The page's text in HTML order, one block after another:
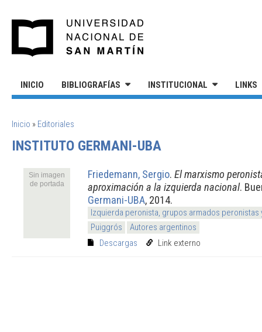
INICIO BIBLIOGRAFÍAS INSTITUCIONAL LINKS
SE ENCUENTRA USTED AQUÍ
Inicio » Editoriales
INSTITUTO GERMANI-UBA
Sin imagen
de portada
Friedemann, Sergio. El marxismo
aproximación a la izquierda nacional.
Germani-UBA, 2014.
Izquierda peronista, grupos armados
Puiggrós
Autores argentinos
Descargas
Link externo